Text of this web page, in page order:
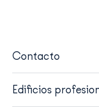
Contacto
Edificios